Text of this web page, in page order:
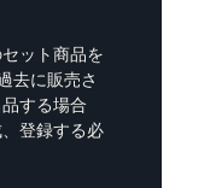
ット商品を
去に販売さ
する場合
登録する必